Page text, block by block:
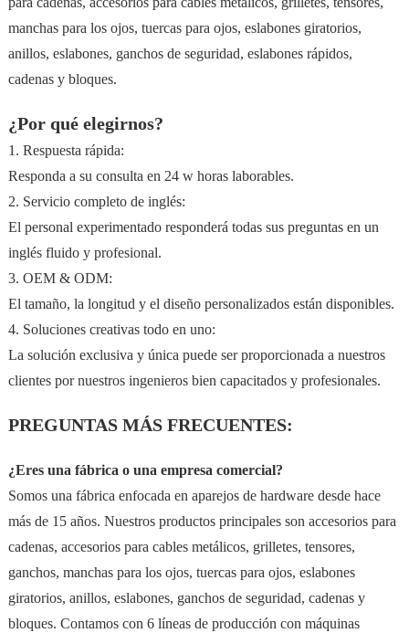
manchas para los ojos, tuercas para ojos, eslabones giratorios,
anillos, eslabones, ganchos de seguridad, eslabones rápidos,
cadenas y bloques.
¿Por qué elegirnos?
1. Respuesta rápida:
Responda a su consulta en 24 w horas laborables.
2. Servicio completo de inglés:
El personal experimentado responderá todas sus preguntas en un
inglés fluido y profesional.
3. OEM & ODM:
El tamaño, la longitud y el diseño personalizados están disponibles.
4. Soluciones creativas todo en uno:
La solución exclusiva y única puede ser proporcionada a nuestros
clientes por nuestros ingenieros bien capacitados y profesionales.
PREGUNTAS MÁS FRECUENTES:
¿Eres una fábrica o una empresa comercial?
Somos una fábrica enfocada en aparejos de hardware desde hace
más de 15 años. Nuestros productos principales son accesorios para
cadenas, accesorios para cables metálicos, grilletes, tensores,
ganchos, manchas para los ojos, tuercas para ojos, eslabones
giratorios, anillos, eslabones, ganchos de seguridad, cadenas y
bloques. Contamos con 6 líneas de producción con máquinas